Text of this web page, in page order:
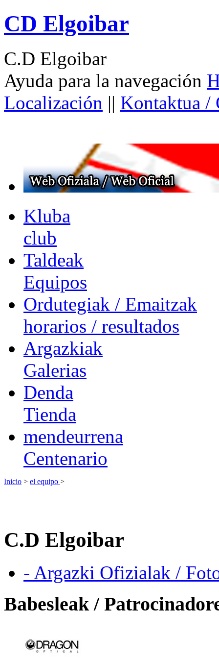
CD Elgoibar
C.D Elgoibar
Ayuda para la navegación
Localización || Kontaktua /
Kluba
club
Taldeak
Equipos
Ordutegiak / Emaitzak
horarios / resultados
Argazkiak
Galerias
Denda
Tienda
mendeurrena
Centenario
Inicio > el equipo >
C.D Elgoibar
- Argazki Ofizialak /
Babesleak /